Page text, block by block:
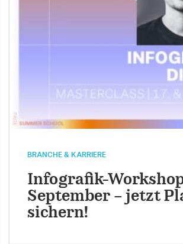
BRANCHE & KARRIERE
Infografik-
September – jetzt
sichern!